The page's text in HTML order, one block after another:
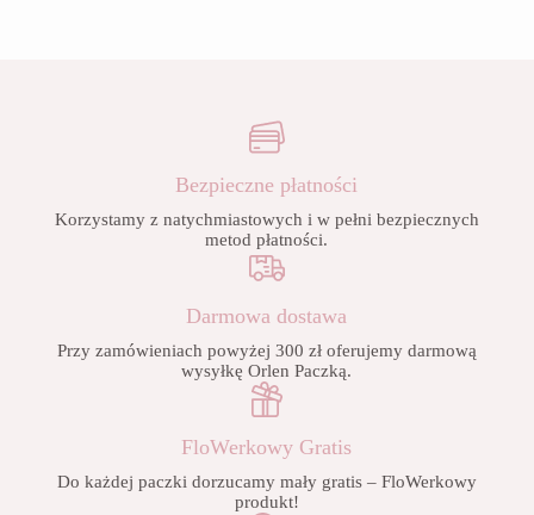
Bezpieczne płatności
Korzystamy z natychmiastowych i w pełni bezpiecznych
metod płatności.
Darmowa dostawa
Przy zamówieniach powyżej 300 zł oferujemy darmową
wysyłkę Orlen Paczką.
FloWerkowy Gratis
Do każdej paczki dorzucamy mały gratis – FloWerkowy
produkt!